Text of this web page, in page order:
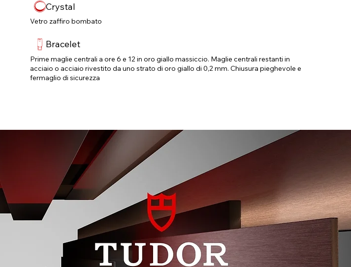
Crystal
Vetro zaffiro bombato
Bracelet
Prime maglie centrali a ore 6 e 12 in oro giallo massiccio. Maglie centrali restanti in
acciaio o acciaio rivestito da uno strato di oro giallo di 0,2 mm. Chiusura pieghevole e
fermaglio di sicurezza